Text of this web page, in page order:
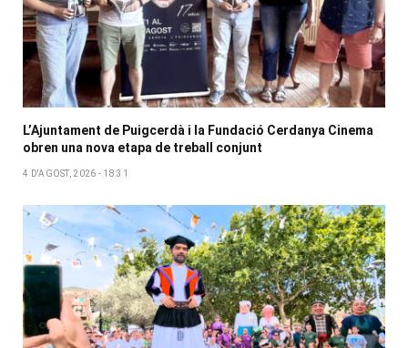
L’Ajuntament de Puigcerdà i la Fundació Cerdanya Cinema
obren una nova etapa de treball conjunt
4 D'AGOST, 2026 - 18:31